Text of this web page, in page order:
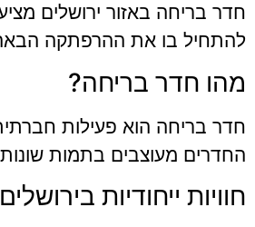
חדר בריחה באזור ירושלים
להתחיל בו את ההרפתקה
מהו חדר בריחה?
חדר בריחה הוא פעילות
החדרים מעוצבים בתמות
חוויות ייחודיות בירושלים